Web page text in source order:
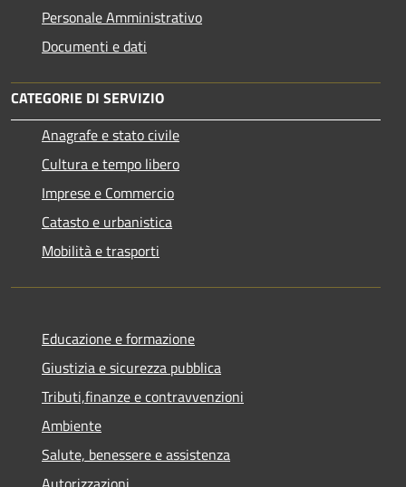
Personale Amministrativo
Documenti e dati
CATEGORIE DI SERVIZIO
Anagrafe e stato civile
Cultura e tempo libero
Imprese e Commercio
Catasto e urbanistica
Mobilità e trasporti
Educazione e formazione
Giustizia e sicurezza pubblica
Tributi,finanze e contravvenzioni
Ambiente
Salute, benessere e assistenza